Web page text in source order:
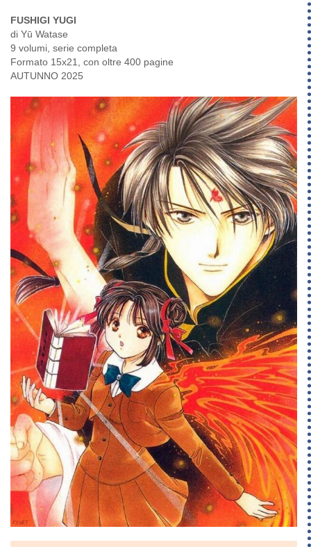
FUSHIGI YUGI
di Yū Watase
9 volumi, serie completa
Formato 15x21, con oltre 400 pagine
AUTUNNO 2025